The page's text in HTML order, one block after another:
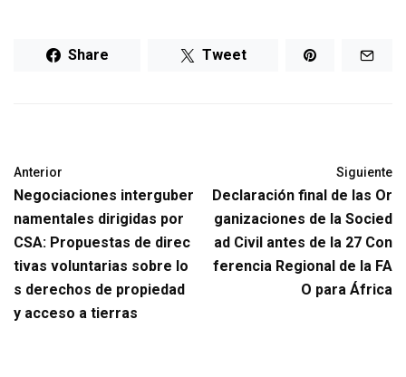
Share Tweet
Anterior
Negociaciones interguber
namentales dirigidas por
CSA: Propuestas de direc
tivas voluntarias sobre lo
s derechos de propiedad
y acceso a tierras
Siguiente
Declaración final de las Or
ganizaciones de la Socied
ad Civil antes de la 27 Con
ferencia Regional de la FA
O para África